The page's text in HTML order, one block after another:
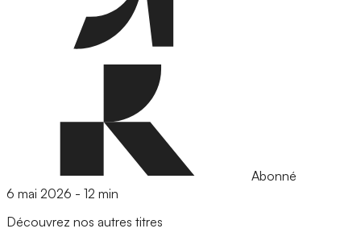
Abonné
6 mai 2026 - 12 min
Découvrez nos autres titres